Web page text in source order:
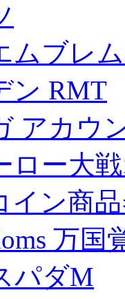
ムブレ
ン RMT
アカウ
ロー大
イン商
万
パダM